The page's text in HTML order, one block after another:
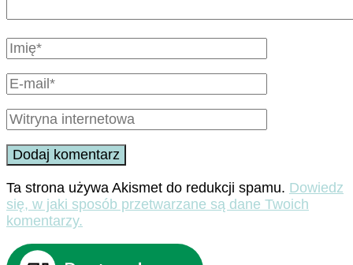
Ta strona używa Akismet do redukcji spamu. Dowiedz
się, w jaki sposób przetwarzane są dane Twoich
komentarzy.